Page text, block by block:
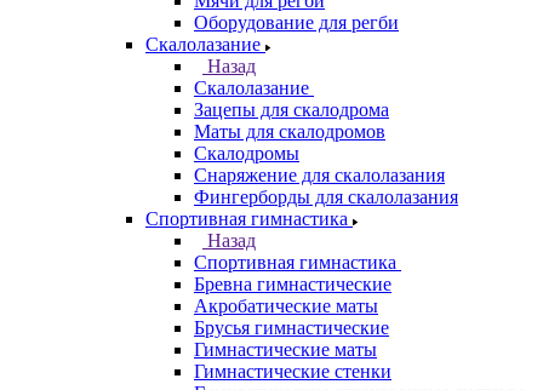
Оборудование для регби
Скалолазание
Назад
Скалолазание
Зацепы для скалодрома
Маты для скалодромов
Скалодромы
Снаряжение для скалолазания
Фингерборды для скалолазания
Спортивная гимнастика
Назад
Спортивная гимнастика
Бревна гимнастические
Акробатические маты
Брусья гимнастические
Гимнастические маты
Гимнастические стенки